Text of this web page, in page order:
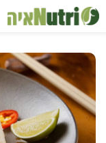
לדלג
לתוכן